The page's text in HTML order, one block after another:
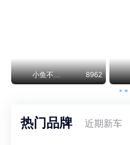
小鱼不刹车 8962
热门品牌 近期新车